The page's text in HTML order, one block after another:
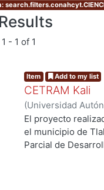
1 - 1 of 1
Item Add to my list
CETRAM Kali
(Universidad
de Servicios de
Domínguez, Luis
El proyecto
el municipio de
Parcial de